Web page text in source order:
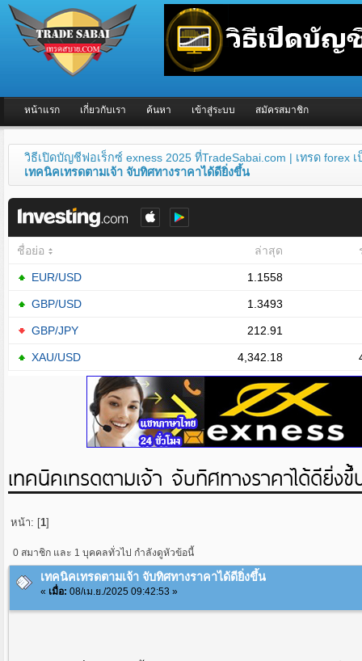
หน้าแรก เกี่ยวกับเรา ค้นหา เข้าสู่ระบบ สมัครสมาชิก
วิธีเปิดบัญชีฟอเร็กซ์ exness 2025 ที่TradeSabai.com | เทรด forex
เทคนิคเทรดตามเจ้า จับทิศทางราคาได้ดียิ่งขึ้น
เทคนิคเทรดตามเจ้า จับทิศทางราคาได้ดียิ่งขึ้
หน้า: [1]
0 สมาชิก และ 1 บุคคลทั่วไป กำลังดูหัวข้อนี้
เทคนิคเทรดตามเจ้า จับทิศทางราคาได้ดียิ่งขึ้น
« เมื่อ: 08/เม.ย./2025 09:42:53 »